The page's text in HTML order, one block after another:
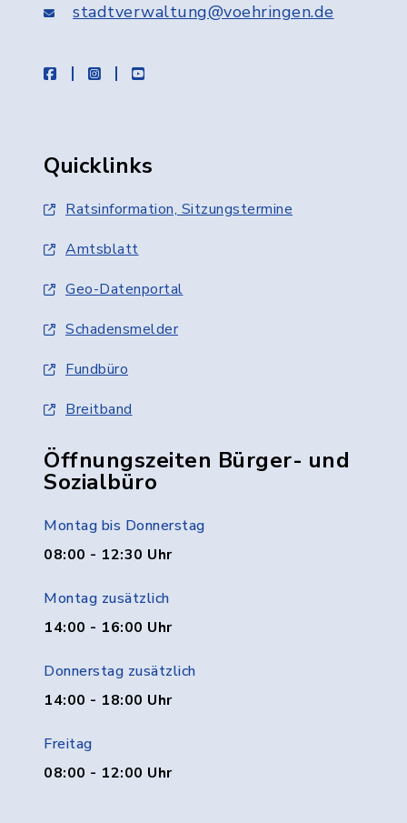
stadtverwaltung@voehringen.de
facebookinstagramyoutube
Quicklinks
Ratsinformation, Sitzungstermine
Amtsblatt
Geo-Datenportal
Schadensmelder
Fundbüro
Breitband
Öffnungszeiten Bürger- und
Sozialbüro
Montag bis Donnerstag
08:00 - 12:30 Uhr
Montag zusätzlich
14:00 - 16:00 Uhr
Donnerstag zusätzlich
14:00 - 18:00 Uhr
Freitag
08:00 - 12:00 Uhr